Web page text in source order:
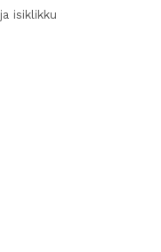
isiklikku